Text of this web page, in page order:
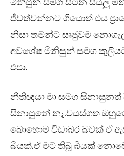
ජීවත්වන්නට ගියොත් එය
නිසා තමන්ට සෘජුවම
අවශේෂ මිනිසුන් සමග
එපා.
නීතිඥයා මා සමග සිනාසුනත්
සිනාසුනේ නෑ.වයස්ගත
බොහොම විඩාබර බවක් ඒ
බියක්.ඒ මට තිබූ බියක්